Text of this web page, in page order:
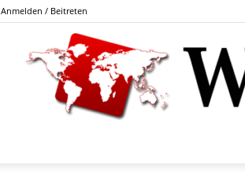
Anmelden / Beitreten